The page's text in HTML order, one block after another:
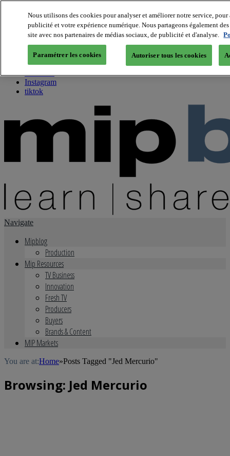
About us
Twitter
Facebook
Youtube
Instagram
tiktok
Navigate
Mipblog
Production
Mip Resources
TV Business
Innovation
Fresh TV
Producers
Buyers
Brands & Content
MIP Markets
You are at:Home»Posts Tagged "Jed Mercurio"
Browsing: Jed Mercurio
Nous utilisons des cookies pour analyser et améliorer notre service,
publicité et votre expérience numérique. Nous partageons également
site avec nos partenaires de médias sociaux, de publicité et d'analyse.
Paramétrer les cookies Autoriser tous les cookies